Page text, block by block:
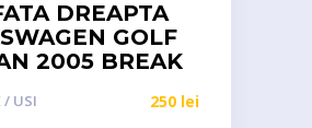
DREAPTA
GOLF
2005 BREAK
/ USI 250 lei